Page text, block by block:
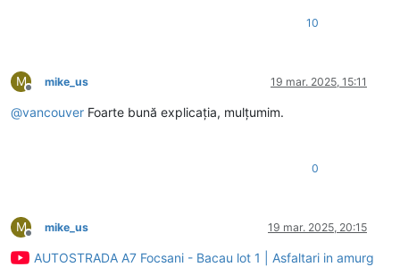
10
M
Deconectat
mike_us 19 mar. 2025, 15:11
@vancouver Foarte bună explicația, mulțumim.
0
M
Deconectat
mike_us 19 mar. 2025, 20:15
AUTOSTRADA A7 Focsani - Bacau lot 1 | Asfaltari in amurg